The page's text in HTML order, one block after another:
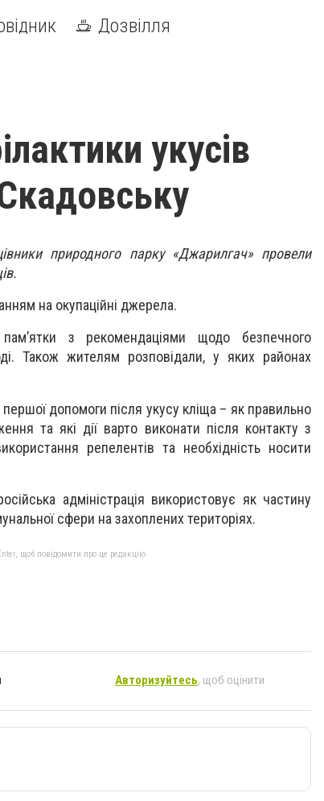
Дозвілля
укусів
природного парку «Джарилгач» провели
на окупаційні джерела.
з рекомендаціями щодо безпечного
Також жителям розповідали, у яких районах
допомоги після укусу кліща – як правильно
та які дії варто виконати після контакту з
репелентів та необхідність носити
адміністрація використовує як частину
сфери на захоплених територіях.
щоб повідомити про це редакцію
Авторизуйтесь, щоб оцінити